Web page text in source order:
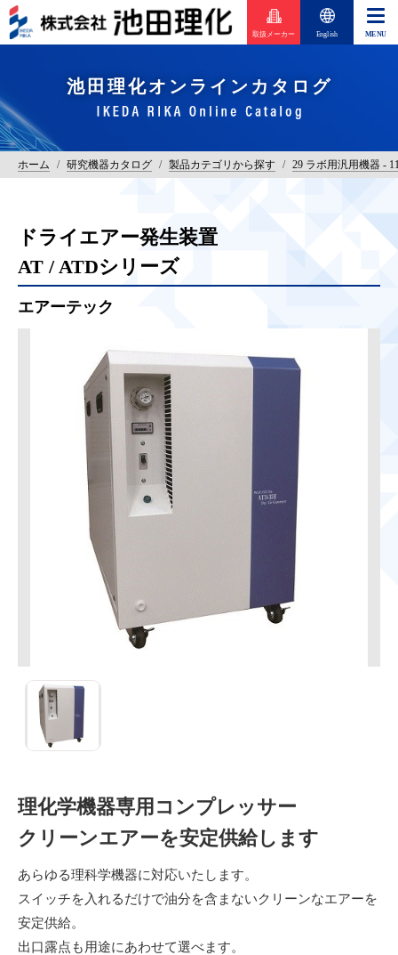
取扱メーカー English
池田理化オンラインカタログ
ホーム / 研究機器カタログ / 製品カテゴリから探す / 29 ラボ用汎用機器 -
ドライエアー発生装置
AT / ATDシリーズ
エアーテック
ATD-35H
理化学機器専用コンプレッサー
クリーンエアーを安定供給します
あらゆる理科学機器に対応いたします。
スイッチを入れるだけで油分を含まないクリーンなエアーを
安定供給。
出口露点も用途にあわせて選べます。